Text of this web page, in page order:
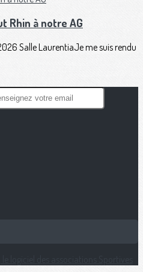
Rhin à notre AG
Salle LaurentiaJe me suis rendu